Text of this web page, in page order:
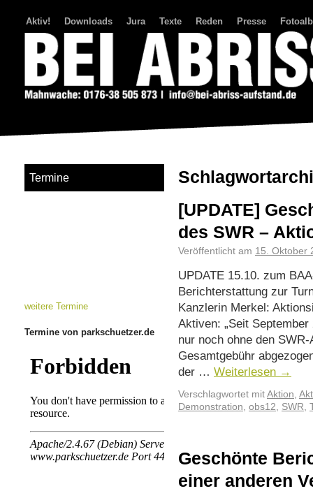
Aktiv! Downloads Jura Texte Reden Presse
[UPDATE]
des SWR –
Veröffentlicht am 15. Oktober
UPDATE 15.10. zum
Berichterstattung zur
Kanzlerin Merkel:
Aktiven: „Seit
nur noch ohne den
Gesamtgebühr
der … Weiterlesen →
Verschlagwortet mit Aktion,
Demonstration, obs12, SWR,
Geschönte
einer anderen
Termine
weitere Termine
Termine von parkschuetzer.de